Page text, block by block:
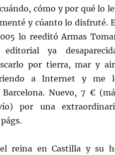
cómo y por qué lo
y cúanto lo disfruté.
lo reeditó Armas
ya
por tierra, mar y
a Internet y me
Barcelona. Nuevo, 7 €
por una
reina en Castilla y su